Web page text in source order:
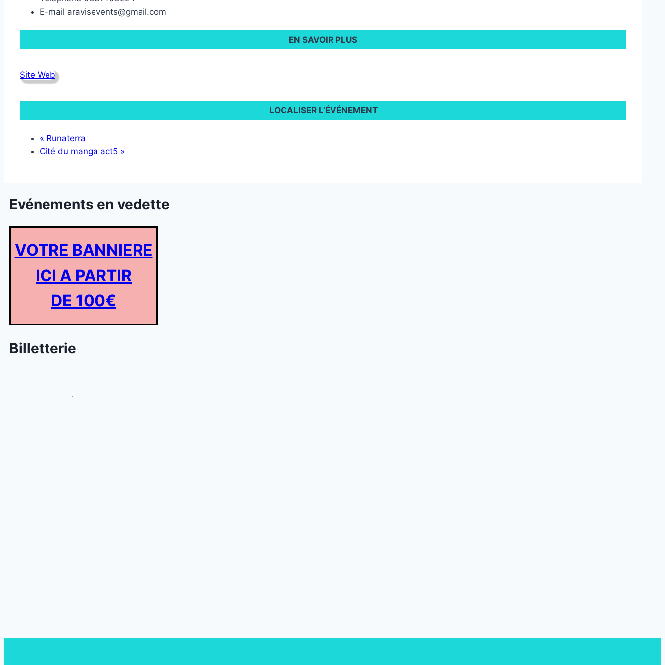
E-mail aravisevents@gmail.com
EN SAVOIR PLUS
Site Web
LOCALISER L’ÉVÉNEMENT
« Runaterra
Cité du manga act5 »
Evénements en vedette
VOTRE BANNIERE
ICI A PARTIR
DE 100€
Billetterie